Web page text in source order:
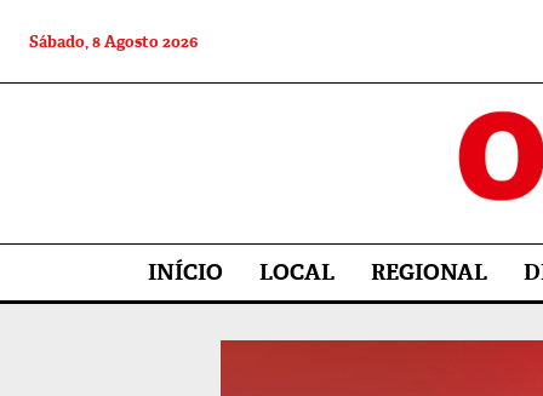
Sábado, 8 Agosto 2026
INÍCIO LOCAL REGIONAL